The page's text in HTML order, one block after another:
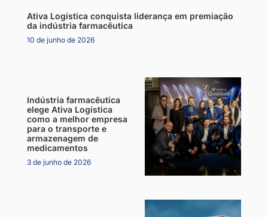
Ativa Logística conquista liderança em premiação
da indústria farmacêutica
10 de junho de 2026
Indústria farmacêutica
elege Ativa Logística
como a melhor empresa
para o transporte e
armazenagem de
medicamentos
3 de junho de 2026